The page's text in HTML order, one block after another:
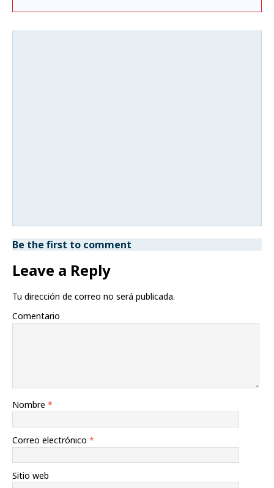
Be the first to comment
Leave a Reply
Tu dirección de correo no será publicada.
Comentario
Nombre *
Correo electrónico *
Sitio web